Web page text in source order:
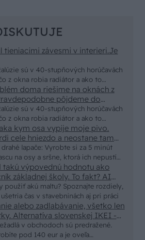
sú v 40-stupňových horúčavách
z okna robia radiátor a ako to
eur?
tieniacimi závesmi v interieri.Je
sú v 40-stupňových horúčavách
z okna robia radiátor a ako to
eur?
doma riešime na oknách z
pôjdeme do
na spôsob markízy
predajcovia idú okolo 100
lapače: Vyrobte si za 5 minút
na osy a sršne, ktorá ich nepustí
kym osa vypije moje pivo.
cele hniezdo a neostane tam
naucinke moc efektivne.
použiť akú maltu? Spoznajte rozdiely,
čas v stavebninách aj pri práci
takú výpovednú hodnotu ako
školy. To fakt? AI
rychlotvrdnuce
40 Mpa a doba schnutia tak 15
s kryštálikou. A rozdiel
- schnutie a zretie. Nič?
v obchodoch sú predražené.
pod 140 eur a je oveľa
alebo zadlabávanie, všetko len
Alternatíva slovenskej IKEI -
Autor si nedal veľa námahy s
škoda. No lepšie než